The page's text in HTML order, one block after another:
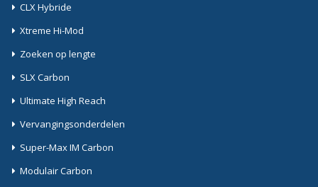
CLX Hybride
Xtreme Hi-Mod
Zoeken op lengte
SLX Carbon
Ultimate High Reach
Vervangingsonderdelen
Super-Max IM Carbon
Modulair Carbon